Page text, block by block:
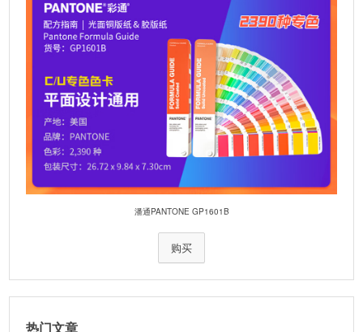
潘通PANTONE GP1601B
购买
热门文章